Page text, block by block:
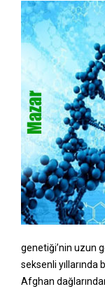
genetiği’nin uzun
seksenli yıllarında
Afghan